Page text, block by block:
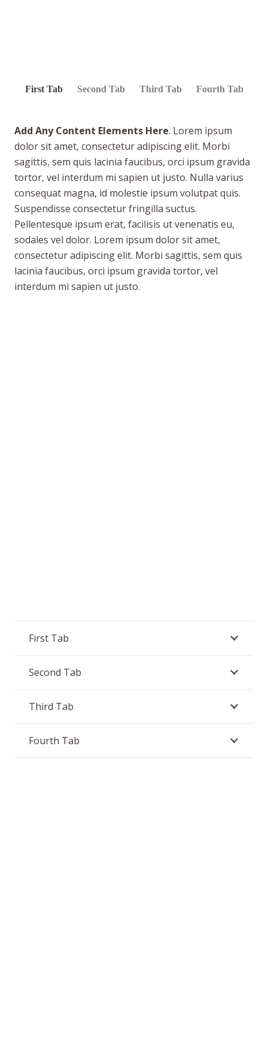
First Tab Second Tab Third Tab Fourth Tab
Add Any Content Elements Here. Lorem ipsum
dolor sit amet, consectetur adipiscing elit. Morbi
sagittis, sem quis lacinia faucibus, orci ipsum gravida
tortor, vel interdum mi sapien ut justo. Nulla varius
consequat magna, id molestie ipsum volutpat quis.
Suspendisse consectetur fringilla suctus.
Pellentesque ipsum erat, facilisis ut venenatis eu,
sodales vel dolor. Lorem ipsum dolor sit amet,
consectetur adipiscing elit. Morbi sagittis, sem quis
lacinia faucibus, orci ipsum gravida tortor, vel
interdum mi sapien ut justo.
First Tab
Second Tab
Third Tab
Fourth Tab